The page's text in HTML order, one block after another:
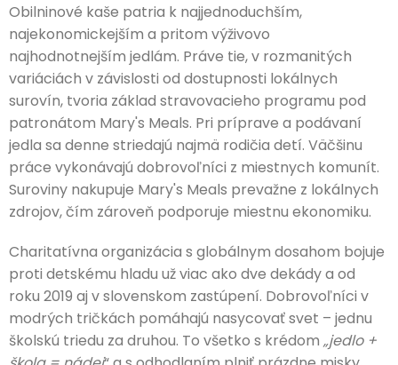
Obilninové kaše patria k najjednoduchším,
najekonomickejším a pritom výživovo
najhodnotnejším jedlám. Práve tie, v rozmanitých
variáciách v závislosti od dostupnosti lokálnych
surovín, tvoria základ stravovacieho programu pod
patronátom Mary's Meals. Pri príprave a podávaní
jedla sa denne striedajú najmä rodičia detí. Väčšinu
práce vykonávajú dobrovoľníci z miestnych komunít.
Suroviny nakupuje Mary's Meals prevažne z lokálnych
zdrojov, čím zároveň podporuje miestnu ekonomiku.
Charitatívna organizácia s globálnym dosahom bojuje
proti detskému hladu už viac ako dve dekády a od
roku 2019 aj v slovenskom zastúpení. Dobrovoľníci v
modrých tričkách pomáhajú nasycovať svet – jednu
školskú triedu za druhou. To všetko s krédom „jedlo +